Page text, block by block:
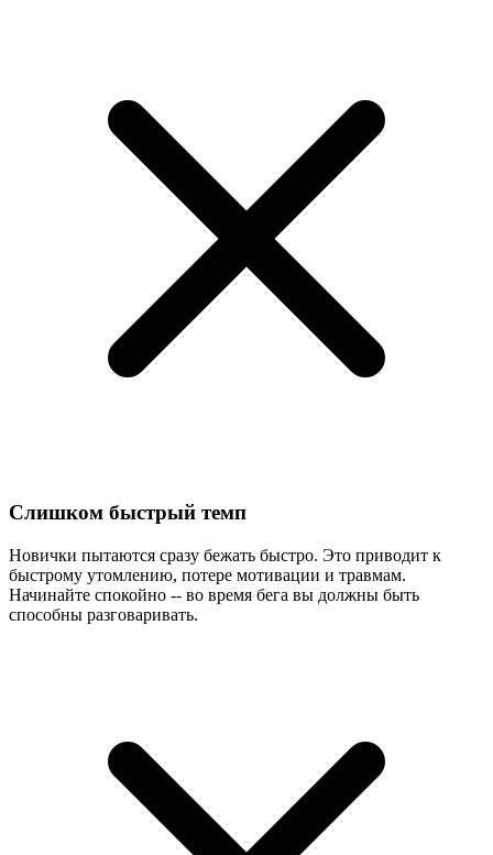
Слишком быстрый темп
Новички пытаются сразу бежать быстро. Это приводит к
быстрому утомлению, потере мотивации и травмам.
Начинайте спокойно -- во время бега вы должны быть
способны разговаривать.